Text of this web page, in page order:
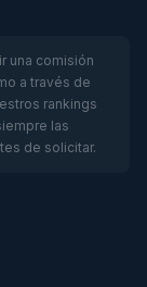
una comisión
a través de
rankings
las
de solicitar.